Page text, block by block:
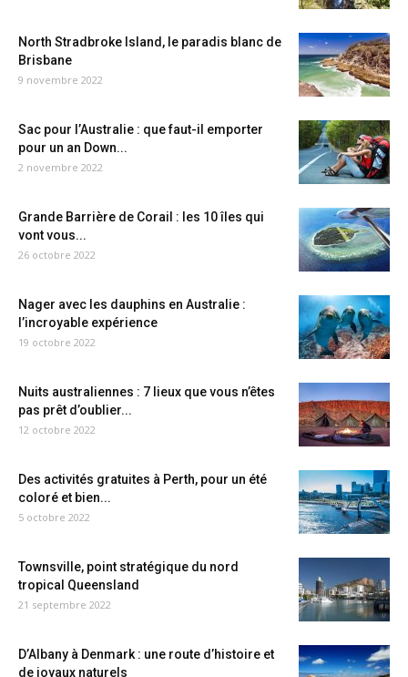
North Stradbroke Island, le paradis blanc de
Brisbane
9 novembre 2022
Sac pour l’Australie : que faut-il emporter
pour un an Down...
2 novembre 2022
Grande Barrière de Corail : les 10 îles qui
vont vous...
26 octobre 2022
Nager avec les dauphins en Australie :
l’incroyable expérience
19 octobre 2022
Nuits australiennes : 7 lieux que vous n’êtes
pas prêt d’oublier...
12 octobre 2022
Des activités gratuites à Perth, pour un été
coloré et bien...
5 octobre 2022
Townsville, point stratégique du nord
tropical Queensland
21 septembre 2022
D’Albany à Denmark : une route d’histoire et
de joyaux naturels